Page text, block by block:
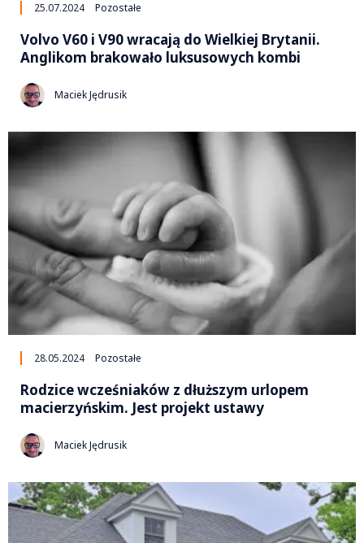
25.07.2024 Pozostałe
Volvo V60 i V90 wracają do Wielkiej Brytanii.
Anglikom brakowało luksusowych kombi
Maciek Jędrusik
28.05.2024 Pozostałe
Rodzice wcześniaków z dłuższym urlopem
macierzyńskim. Jest projekt ustawy
Maciek Jędrusik